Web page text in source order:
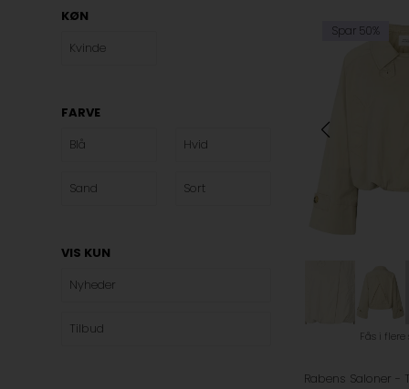
KØN
Kvinde
FARVE
Blå
Hvid
Sand Sort
VIS KUN
Nyheder
Tilbud
Spar 50%
Fås i flere